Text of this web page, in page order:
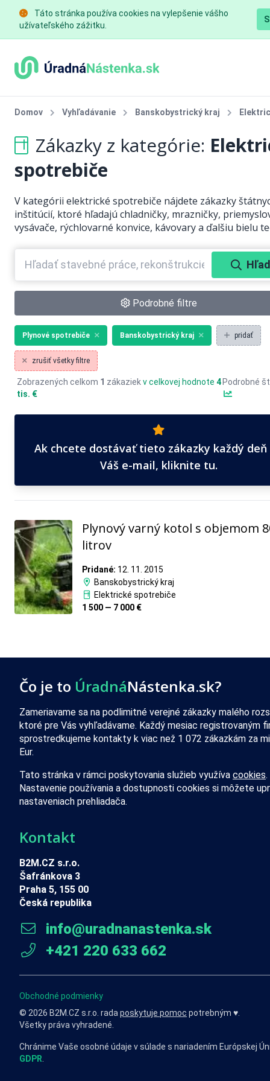
Táto stránka používa cookies na vylepšenie vášho
užívateľského zážitku.
Domov Vyhľadávanie Banskobystrický kraj
Zákazky z kategórie:
spotrebiče
V kategórii elektrické spotrebiče nájdete zákazky
inštitúcií, ktoré hľadajú chladničky, mrazničky,
vysávače, rýchlovarné konvice, kávovary a ďalšiu bielu
Podrobné filtre
Plynové spotrebiče Banskobystrický kraj pridať
zrušiť všetky filtre
Zobrazených celkom 1 zákaziekv celkovej hodnote 4
tis. €
Podrobné
Ak chcete dostávať tieto zákazky každý deň
Váš e-mail, kliknite tu.
Plynový varný kotol s objemom
litrov
Pridané: 12. 11. 2015
Banskobystrický kraj
Elektrické spotrebiče
1 500 — 7 000 €
Čo je to ÚradnáNástenka.sk?
Zameriavame sa na podlimitné verejné zákazky malého
ktoré pre Vás vyhľadávame. Každý mesiac registrovaným
sprostredkujeme kontakty k viac než 1 072 zákazkám za
Eur.
Tato stránka v rámci poskytovania služieb využíva cookies.
Nastavenie používania a dostupnosti cookies si môžete
nastaveniach prehliadača.
Kontakt
B2M.CZ s.r.o.
Šafránkova 3
Praha 5, 155 00
Česká republika
info@uradnanastenka.sk
+421 220 633 662
Obchodné podmienky
© 2026 B2M.CZ s.r.o. rada poskytuje pomoc potrebným ♥️.
Všetky práva vyhradené.
Chránime Vaše osobné údaje v súlade s nariadením Európskej
GDPR